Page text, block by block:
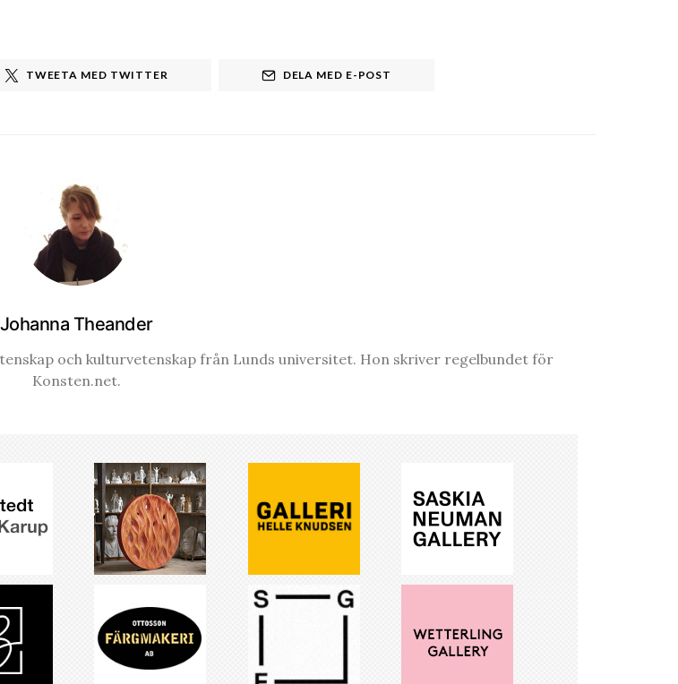
TWEETA MED TWITTER DELA MED E-POST
Johanna Theander
och kulturvetenskap från Lunds universitet. Hon skriver regelbundet för
Konsten.net.